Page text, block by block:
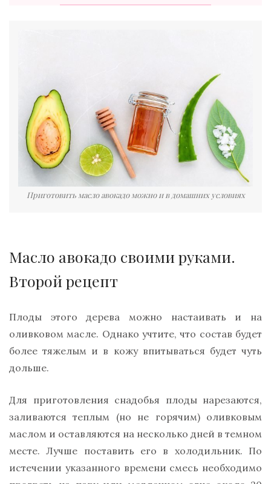
Приготовить масло авокадо можно и в домашних условиях
Масло авокадо своими руками.
Второй рецепт
Плоды этого дерева можно настаивать и на
оливковом масле. Однако учтите, что состав будет
более тяжелым и в кожу впитываться будет чуть
дольше.
Для приготовления снадобья плоды нарезаются,
заливаются теплым (но не горячим) оливковым
маслом и оставляются на несколько дней в темном
месте. Лучше поставить его в холодильник. По
истечении указанного времени смесь необходимо